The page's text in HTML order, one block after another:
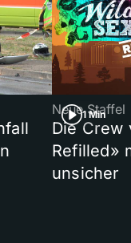
1 Min
Neue Staffel
Die Crew
Refilled»
unsicher